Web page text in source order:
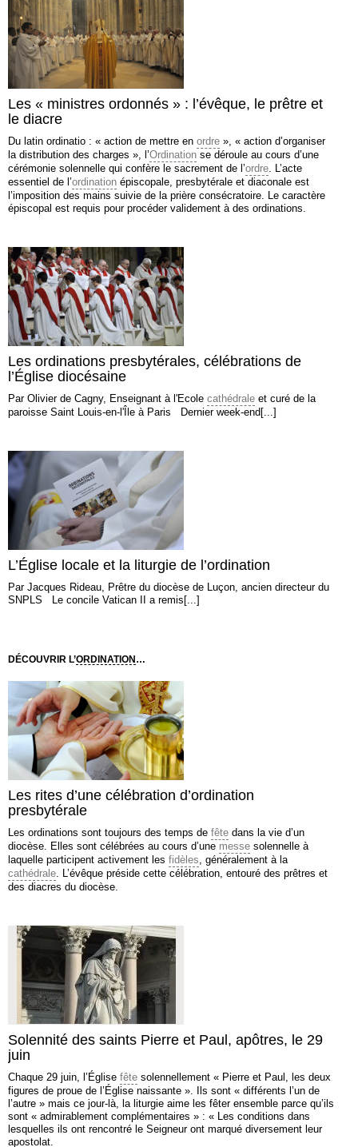
Les « ministres ordonnés » : l’évêque, le prêtre et
le diacre
Du latin ordinatio : « action de mettre en ordre », « action d’orga­niser
la distribution des charges », l’Ordination se déroule au cours d’une
cérémonie solennelle qui confère le sacrement de l’ordre. L’acte
essentiel de l’ordination épiscopale, presbytérale et diaconale est
l’imposition des mains suivie de la prière consécratoire. Le caractère
épiscopal est requis pour procéder validement à des ordinations.
Les ordinations presbytérales, célébrations de
l’Église diocésaine
Par Olivier de Cagny, Enseignant à l'Ecole cathédrale et curé de la
paroisse Saint Louis-en-l'Île à Paris Dernier week-end[...]
L’Église locale et la liturgie de l’ordination
Par Jacques Rideau, Prêtre du diocèse de Luçon, ancien directeur du
SNPLS Le concile Vatican II a remis[...]
DÉCOUVRIR L’ORDINATION …
Les rites d’une célébration d’ordination
presbytérale
Les ordinations sont toujours des temps de fête dans la vie d’un
diocèse. Elles sont célébrées au cours d’une messe solennelle à
laquelle participent activement les fidèles, généralement à la
cathédrale. L’évêque préside cette célébration, entouré des prêtres et
des diacres du diocèse.
Solennité des saints Pierre et Paul, apôtres, le 29
juin
Chaque 29 juin, l’Église fête solennellement « Pierre et Paul, les deux
figures de proue de l’Église naissante ». Ils sont « différents l’un de
l’autre » mais ce jour-là, la liturgie aime les fêter ensemble parce qu’ils
sont « admirablement complémentaires » : « Les conditions dans
lesquelles ils ont rencontré le Seigneur ont marqué diversement leur
apostolat.